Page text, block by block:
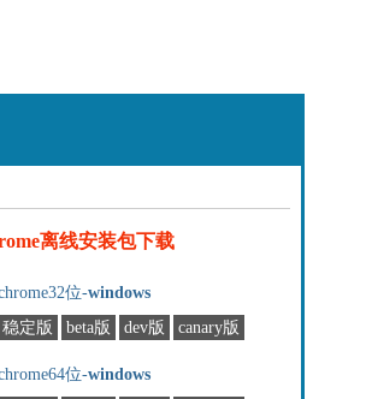
离线安装包下载
位-windows
稳定版
beta版 dev版 canary版
位-windows